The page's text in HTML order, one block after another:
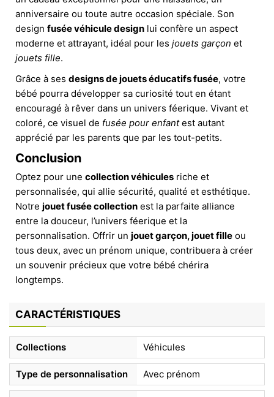
anniversaire ou toute autre occasion spéciale. Son
design fusée véhicule design lui confère un aspect
moderne et attrayant, idéal pour les jouets garçon et
jouets fille.
Grâce à ses designs de jouets éducatifs fusée, votre
bébé pourra développer sa curiosité tout en étant
encouragé à rêver dans un univers féerique. Vivant et
coloré, ce visuel de fusée pour enfantest autant
apprécié par les parents que par les tout-petits.
Conclusion
Optez pour une collection véhicules riche et
personnalisée, qui allie sécurité, qualité et esthétique.
Notre jouet fusée collection est la parfaite alliance
entre la douceur, l’univers féerique et la
personnalisation. Offrir un jouet garçon, jouet fille ou
tous deux, avec un prénom unique, contribuera à créer
un souvenir précieux que votre bébé chérira
longtemps.
CARACTÉRISTIQUES
Collections Véhicules
Type de personnalisation Avec prénom